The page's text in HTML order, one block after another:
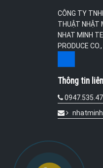
CÔNG TY
THUẬT NHẬT
NHAT MINH
PRODUCE
Thông tin